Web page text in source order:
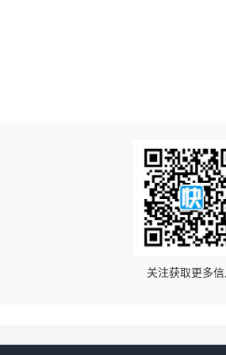
关注获取更多